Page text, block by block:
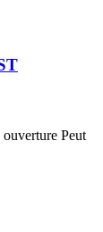
Peut